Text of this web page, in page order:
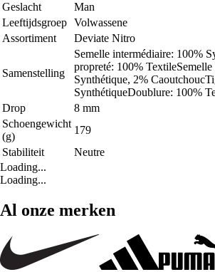
Geslacht
Man
Leeftijdsgroep Volwassene
Assortiment
Deviate Nitro
Samenstelling
Semelle intermédiaire: 100%
propreté: 100%
Synthétique, 2%
SynthétiqueDoublure: 100%
Drop
8 mm
Schoengewicht
(g)
179
Stabiliteit
Neutre
Loading...
Loading...
Al onze merken